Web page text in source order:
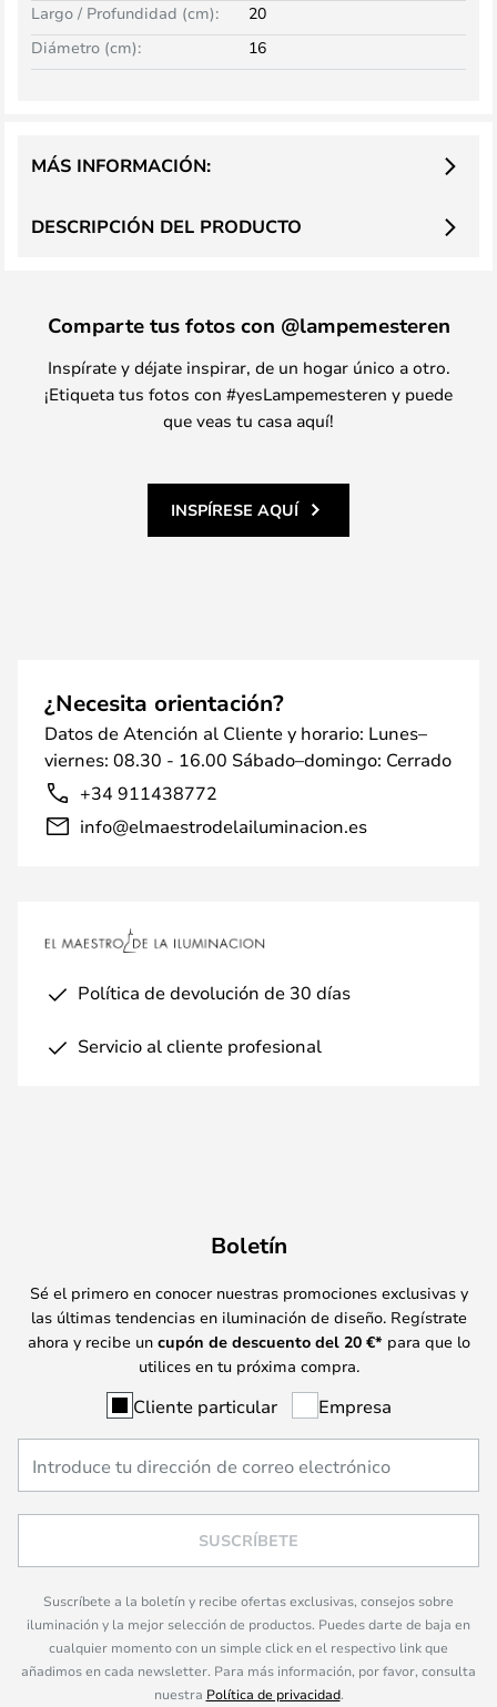
Largo / Profundidad (cm):
20
Diámetro (cm):
16
DESCRIPCIÓN DEL PRODUCTO
MÁS INFORMACIÓN:
Comparte tus fotos con @lampemesteren
Inspírate y déjate inspirar, de un hogar único a otro.
¡Etiqueta tus fotos con #yesLampemesteren y puede
que veas tu casa aquí!
INSPÍRESE AQUÍ
¿Necesita orientación?
Datos de Atención al Cliente y horario: Lunes–
viernes: 08.30 - 16.00 Sábado–domingo: Cerrado
+34 911438772
info@elmaestrodelailuminacion.es
Política de devolución de 30 días
Servicio al cliente profesional
Boletín
Sé el primero en conocer nuestras promociones exclusivas y
las últimas tendencias en iluminación de diseño. Regístrate
ahora y recibe un cupón de descuento del 20 €* para que lo
utilices en tu próxima compra.
Cliente particular Empresa
SUSCRÍBETE
Suscríbete a la boletín y recibe ofertas exclusivas, consejos sobre
iluminación y la mejor selección de productos. Puedes darte de baja en
cualquier momento con un simple click en el respectivo link que
añadimos en cada newsletter. Para más información, por favor, consulta
nuestra Política de privacidad.